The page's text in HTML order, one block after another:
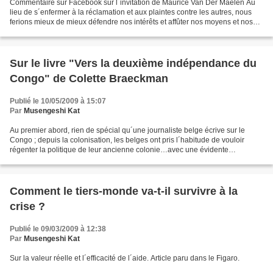
Commentaire sur Facebook sur l´invitation de Maurice Van Der Maelen Au
lieu de s´enfermer à la réclamation et aux plaintes contre les autres, nous
ferions mieux de mieux défendre nos intérêts et affûter nos moyens et nos
Sur le livre "Vers la deuxième indépendance du
Congo" de Colette Braeckman
Publié le 10/05/2009 à 15:07
Par Musengeshi Kat
Au premier abord, rien de spécial qu´une journaliste belge écrive sur le
Congo ; depuis la colonisation, les belges ont pris l´habitude de vouloir
régenter la politique de leur ancienne colonie…avec une évidente
Comment le tiers-monde va-t-il survivre à la
crise ?
Publié le 09/03/2009 à 12:38
Par Musengeshi Kat
Sur la valeur réelle et l´efficacité de l´aide. Article paru dans le Figaro.